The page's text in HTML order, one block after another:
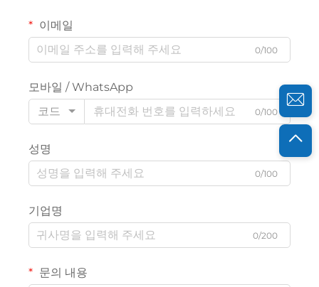
이메일
0/100
모바일 / WhatsApp
코드
0/100
성명
0/100
기업명
0/200
문의 내용